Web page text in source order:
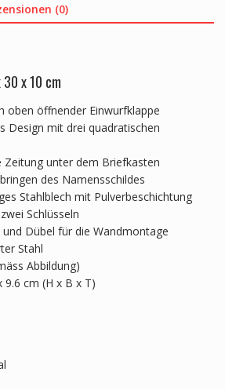
(0)
x 10 cm
oben öffnender Einwurfklappe
Design mit drei quadratischen
Zeitung unter dem Briefkasten
des Namensschildes
Stahlblech mit Pulverbeschichtung
Schlüsseln
und Dübel für die Wandmontage
Stahl
Abbildung)
9.6 cm (H x B x T)